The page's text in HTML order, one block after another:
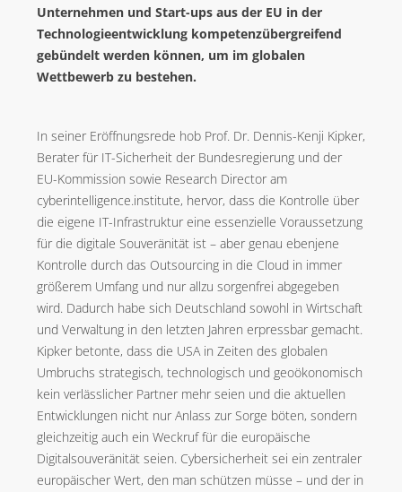
Unternehmen und Start-ups aus der EU in der
Technologieentwicklung kompetenzübergreifend
gebündelt werden können, um im globalen
Wettbewerb zu bestehen.
In seiner Eröffnungsrede hob Prof. Dr. Dennis-Kenji Kipker,
Berater für IT-Sicherheit der Bundesregierung und der
EU-Kommission sowie Research Director am
cyberintelligence.institute, hervor, dass die Kontrolle über
die eigene IT-Infrastruktur eine essenzielle Voraussetzung
für die digitale Souveränität ist – aber genau ebenjene
Kontrolle durch das Outsourcing in die Cloud in immer
größerem Umfang und nur allzu sorgenfrei abgegeben
wird. Dadurch habe sich Deutschland sowohl in Wirtschaft
und Verwaltung in den letzten Jahren erpressbar gemacht.
Kipker betonte, dass die USA in Zeiten des globalen
Umbruchs strategisch, technologisch und geoökonomisch
kein verlässlicher Partner mehr seien und die aktuellen
Entwicklungen nicht nur Anlass zur Sorge böten, sondern
gleichzeitig auch ein Weckruf für die europäische
Digitalsouveränität seien. Cybersicherheit sei ein zentraler
europäischer Wert, den man schützen müsse – und der in